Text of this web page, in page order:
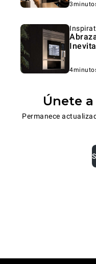
Únete
Permanece